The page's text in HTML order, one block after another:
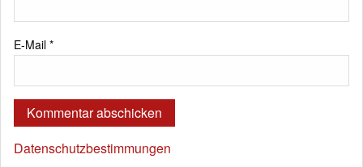
E-Mail *
Datenschutzbestimmungen